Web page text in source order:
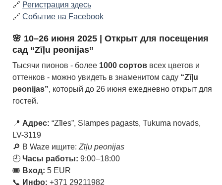
🔗 Регистрация здесь
🔗 Событие на Facebook
🌸 10–26 июня 2025 | Открыт для посещения
сад “Zīļu peonijas”
Тысячи пионов - более 1000 сортов всех цветов и
оттенков - можно увидеть в знаменитом саду “Zīļu
peonijas”, который до 26 июня ежедневно открыт для
гостей.
📍 Адрес: “Zīles”, Slampes pagasts, Tukuma novads,
LV-3119
🔎 В Waze ищите: Zīļu peonijas
🕘 Часы работы: 9:00–18:00
🎟 Вход: 5 EUR
📞 Инфо: +371 29211982